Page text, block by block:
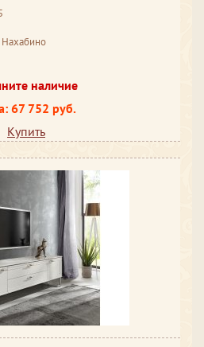
наличие
67 752 руб.
Купить